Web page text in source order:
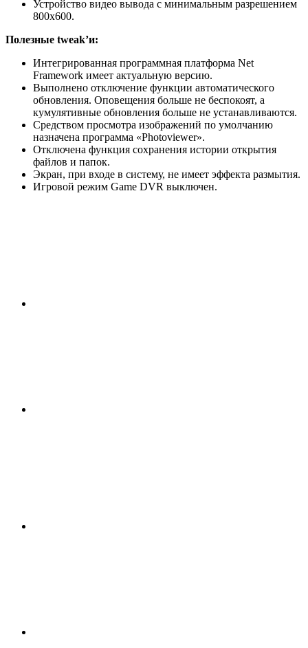
Устройство видео вывода с минимальным разрешением
800х600.
Полезные tweak’и:
Интегрированная программная платформа Net
Framework имеет актуальную версию.
Выполнено отключение функции автоматического
обновления. Оповещения больше не беспокоят, а
кумулятивные обновления больше не устанавливаются.
Средством просмотра изображений по умолчанию
назначена программа «Photoviewer».
Отключена функция сохранения истории открытия
файлов и папок.
Экран, при входе в систему, не имеет эффекта размытия.
Игровой режим Game DVR выключен.